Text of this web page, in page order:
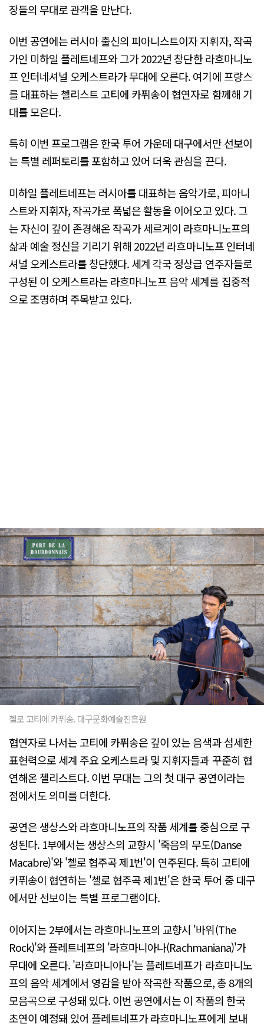
장들의 무대로 관객을 만난다.
이번 공연에는 러시아 출신의 피아니스트이자 지휘자, 작곡
가인 미하일 플레트네프와 그가 2022년 창단한 라흐마니노
프 인터네셔널 오케스트라가 무대에 오른다. 여기에 프랑스
를 대표하는 첼리스트 고티에 카퓌송이 협연자로 함께해 기
대를 모은다.
특히 이번 프로그램은 한국 투어 가운데 대구에서만 선보이
는 특별 레퍼토리를 포함하고 있어 더욱 관심을 끈다.
미하일 플레트네프는 러시아를 대표하는 음악가로, 피아니
스트와 지휘자, 작곡가로 폭넓은 활동을 이어오고 있다. 그
는 자신이 깊이 존경해온 작곡가 세르게이 라흐마니노프의
삶과 예술 정신을 기리기 위해 2022년 라흐마니노프 인터네
셔널 오케스트라를 창단했다. 세계 각국 정상급 연주자들로
구성된 이 오케스트라는 라흐마니노프 음악 세계를 집중적
으로 조명하며 주목받고 있다.
첼로 고티에 카퓌송. 대구문화예술진흥원
협연자로 나서는 고티에 카퓌송은 깊이 있는 음색과 섬세한
표현력으로 세계 주요 오케스트라 및 지휘자들과 꾸준히 협
연해온 첼리스트다. 이번 무대는 그의 첫 대구 공연이라는
점에서도 의미를 더한다.
공연은 생상스와 라흐마니노프의 작품 세계를 중심으로 구
성된다. 1부에서는 생상스의 교향시 '죽음의 무도(Danse
Macabre)'와 '첼로 협주곡 제1번'이 연주된다. 특히 고티에
카퓌송이 협연하는 '첼로 협주곡 제1번'은 한국 투어 중 대구
에서만 선보이는 특별 프로그램이다.
이어지는 2부에서는 라흐마니노프의 교향시 '바위(The
Rock)'와 플레트네프의 '라흐마니아나(Rachmaniana)'가
무대에 오른다. '라흐마니아나'는 플레트네프가 라흐마니노
프의 음악 세계에서 영감을 받아 작곡한 작품으로, 총 8개의
모음곡으로 구성돼 있다. 이번 공연에서는 이 작품의 한국
초연이 예정돼 있어 플레트네프가 라흐마니노프에게 보내